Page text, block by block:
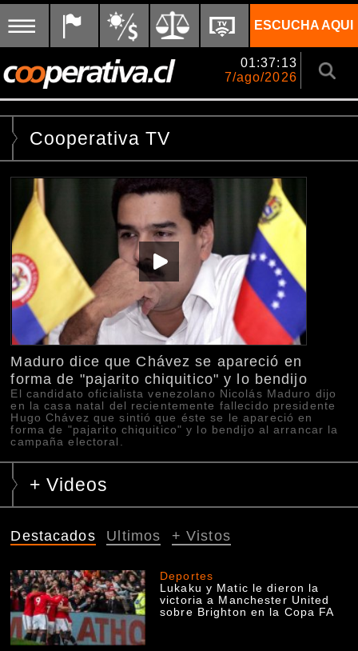
ESCUCHA AQUI
01:37:13
7/ago/2026
Cooperativa TV
Maduro dice que Chávez se apareció en
forma de "pajarito chiquitico" y lo bendijo
El candidato oficialista venezolano Nicolás Maduro dijo
en la casa natal del recientemente fallecido presidente
Hugo Chávez que sintió que éste se le apareció en
forma de "pajarito chiquitico" y lo bendijo al arrancar la
campaña electoral.
+ Videos
Destacados Ultimos + Vistos
Deportes
Lukaku y Matic le dieron la
victoria a Manchester United
sobre Brighton en la Copa FA